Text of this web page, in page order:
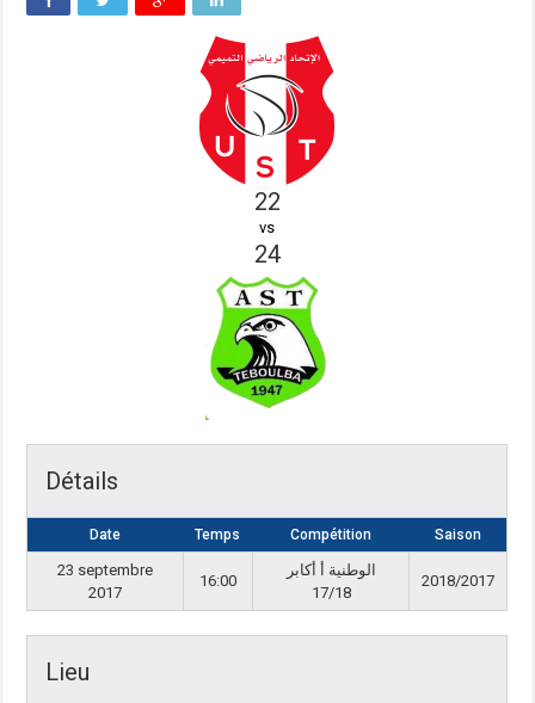
22
vs
24
Détails
Date Temps Compétition Saison
23 septembre
2017
16:00
الوطنية أ أكابر
17/18
2018/2017
Lieu